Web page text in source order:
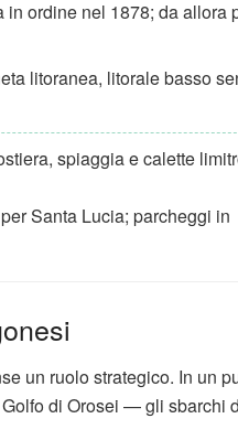
in ordine nel 1878; da allora
litoranea, litorale basso
spiaggia e calette
Santa Lucia; parcheggi in
un ruolo strategico. In un
Golfo di Orosei — gli sbarchi